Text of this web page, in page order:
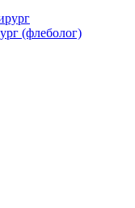
(флеболог)